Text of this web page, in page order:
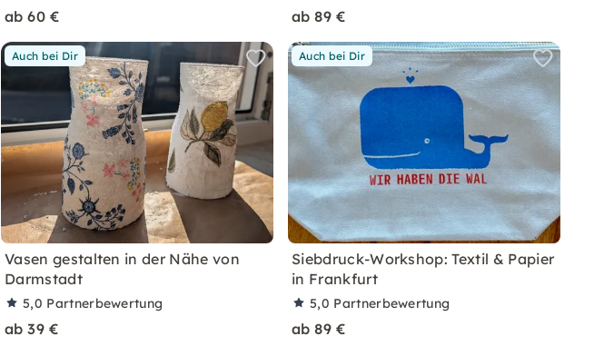
ab 60 € ab 89 €
Auch bei Dir
Vasen gestalten in der Nähe von
Darmstadt
5,0 Partnerbewertung
ab 39 €
Auch bei Dir
Siebdruck-Workshop: Textil & Papier
in Frankfurt
5,0 Partnerbewertung
ab 89 €